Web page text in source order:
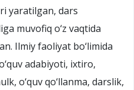
yaratilgan, dars
muvofiq o‘z vaqtida
Ilmiy faoliyat bo‘limida
adabiyoti, ixtiro,
o‘quv qo‘llanma, darslik,